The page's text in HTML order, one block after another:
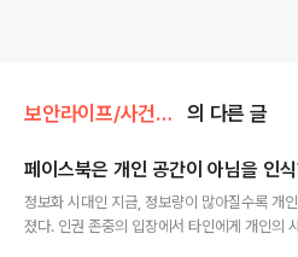
보안라이프/사건과분석 의 다른 글
페이스북은 개인 공간이 아님을 인
정보화 시대인 지금, 정보량이 많아질수록 개
졌다. 인권 존중의 입장에서 타인에게 개인의